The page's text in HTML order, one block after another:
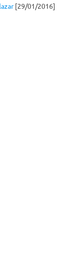
[29/01/2016]